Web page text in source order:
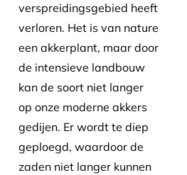
verspreidingsgebied heeft
verloren. Het is van nature
een akkerplant, maar door
de intensieve landbouw
kan de soort niet langer
op onze moderne akkers
gedijen. Er wordt te diep
geploegd, waardoor de
zaden niet langer kunnen